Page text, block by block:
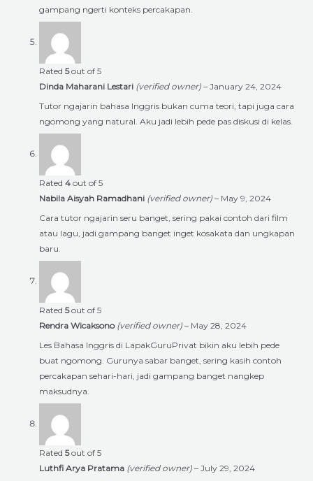
gampang ngerti konteks percakapan.
Rated 5out of 5
Dinda Maharani Lestari (verified owner) – January 24, 2024
Tutor ngajarin bahasa Inggris bukan cuma teori, tapi juga cara
ngomong yang natural. Aku jadi lebih pede pas diskusi di kelas.
Rated 4 out of 5
Nabila Aisyah Ramadhani (verified owner) – May 9, 2024
Cara tutor ngajarin seru banget, sering pakai contoh dari film
atau lagu, jadi gampang banget inget kosakata dan ungkapan
baru.
Rated 5out of 5
Rendra Wicaksono (verified owner) – May 28, 2024
Les Bahasa Inggris di LapakGuruPrivat bikin aku lebih pede
buat ngomong. Gurunya sabar banget, sering kasih contoh
percakapan sehari-hari, jadi gampang banget nangkep
maksudnya.
Rated 5out of 5
Luthfi Arya Pratama (verified owner) – July 29, 2024